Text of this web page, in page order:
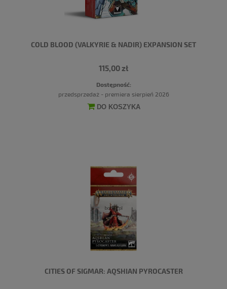
COLD BLOOD (VALKYRIE & NADIR) EXPANSION SET
115,00 zł
Dostępność:
przedsprzedaż - premiera sierpień 2026
DO KOSZYKA
CITIES OF SIGMAR: AQSHIAN PYROCASTER